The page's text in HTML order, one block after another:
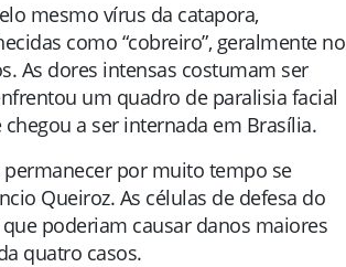
mesmo vírus da catapora,
como “cobreiro”, geralmente no
As dores intensas costumam ser
um quadro de paralisia facial
a ser internada em Brasília.
permanecer por muito tempo se
Queiroz. As células de defesa do
poderiam causar danos maiores
quatro casos.